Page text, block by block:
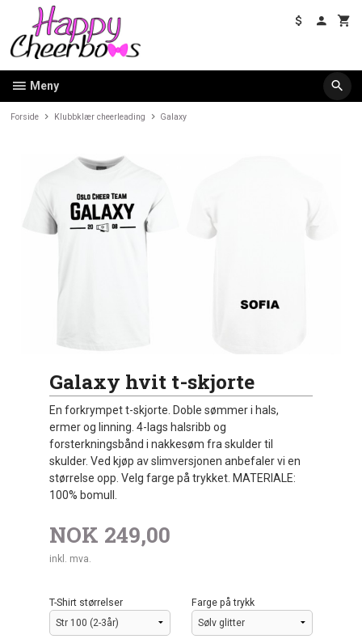
innholdet
Meny
Forside Klubbklær cheerleading Galaxy
Galaxy hvit t-skjorte
En forkrympet t-skjorte. Doble sømmer i hals,
ermer og linning. 4-lags halsribb og
forsterkningsbånd i nakkesøm fra skulder til
skulder. Ved kjøp av slimversjonen anbefaler vi en
størrelse opp. Velg farge på trykket. MATERIALE:
100% bomull.
NOK 249,00
inkl. mva.
T-Shirt størrelser Farge på trykk